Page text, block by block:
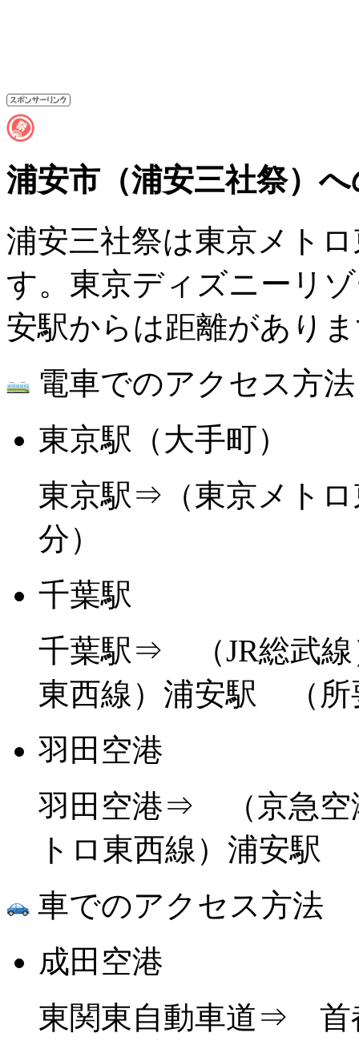
浦安市（浦安三社祭）
浦安三社祭は東京メト
す。東京ディズニーリ
安駅からは距離があり
電車でのアクセス方法
東京駅（大手町）
東京駅⇒（東京メト
分）
千葉駅
千葉駅⇒ （JR総武
東西線）浦安駅 （所
羽田空港
羽田空港⇒ （京急
トロ東西線）浦安駅
車でのアクセス方法
成田空港
東関東自動車道⇒ 首